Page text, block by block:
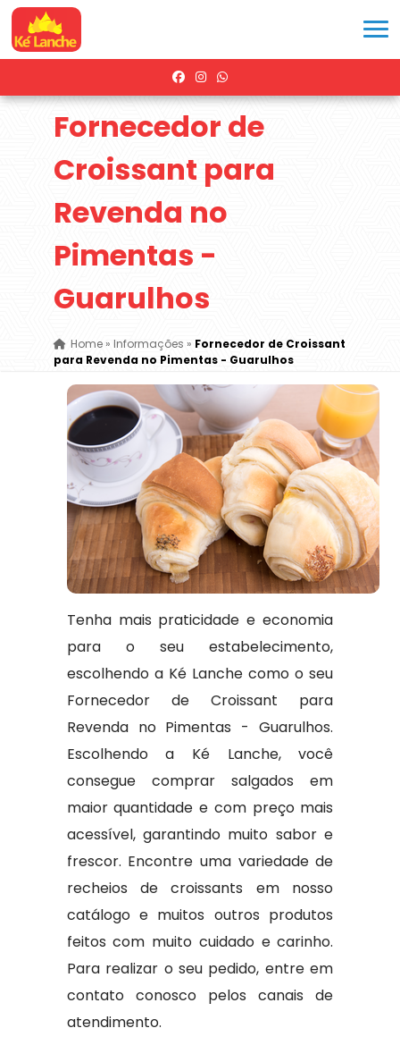
Fornecedor de
Croissant para
Revenda no
Pimentas -
Guarulhos
Home» Informações » Fornecedor de Croissant
para Revenda no Pimentas - Guarulhos
Tenha mais praticidade e economia
para o seu estabelecimento,
escolhendo a Ké Lanche como o seu
Fornecedor de Croissant para
Revenda no Pimentas - Guarulhos.
Escolhendo a Ké Lanche, você
consegue comprar salgados em
maior quantidade e com preço mais
acessível, garantindo muito sabor e
frescor. Encontre uma variedade de
recheios de croissants em nosso
catálogo e muitos outros produtos
feitos com muito cuidado e carinho.
Para realizar o seu pedido, entre em
contato conosco pelos canais de
atendimento.